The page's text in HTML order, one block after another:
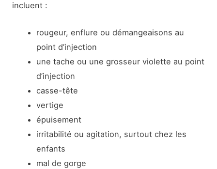
incluent :
rougeur, enflure ou démangeaisons au
point d’injection
une tache ou une grosseur violette au point
d’injection
casse-tête
vertige
épuisement
irritabilité ou agitation, surtout chez les
enfants
mal de gorge